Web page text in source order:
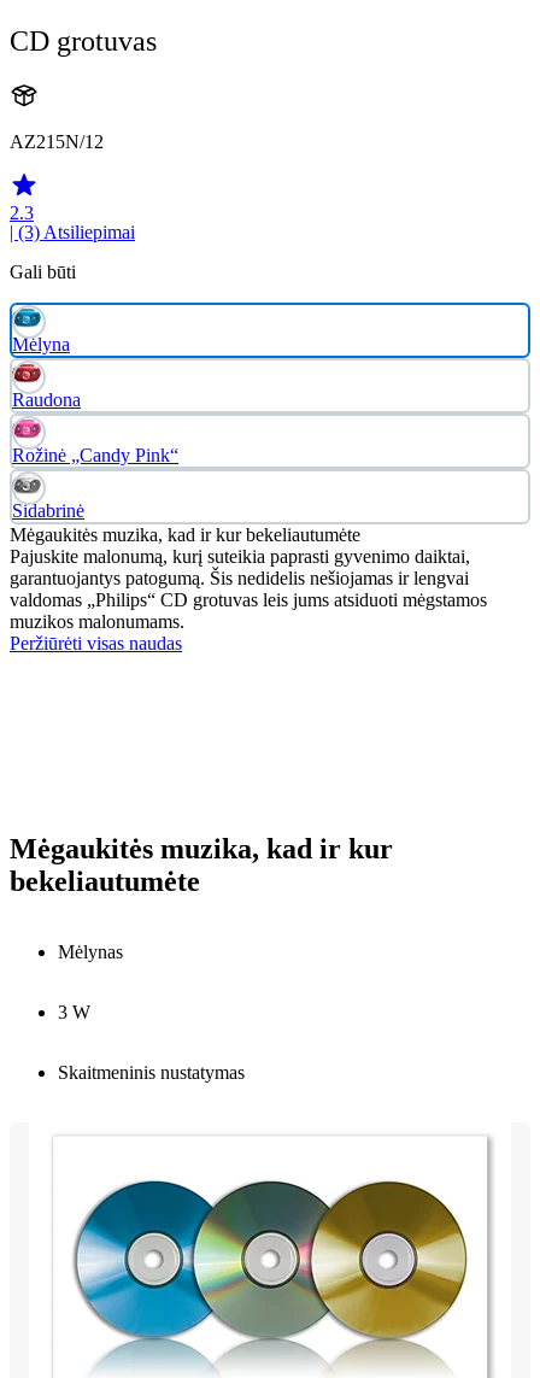
CD grotuvas
AZ215N/12
2.3
| (3)Atsiliepimai
Gali būti
Mėlyna
Raudona
Rožinė „Candy Pink“
Sidabrinė
Mėgaukitės muzika, kad ir kur bekeliautumėte
Pajuskite malonumą, kurį suteikia paprasti gyvenimo daiktai,
garantuojantys patogumą. Šis nedidelis nešiojamas ir lengvai
valdomas „Philips“ CD grotuvas leis jums atsiduoti mėgstamos
muzikos malonumams.
Peržiūrėti visas naudas
Mėgaukitės muzika, kad ir kur
bekeliautumėte
Mėlynas
3 W
Skaitmeninis nustatymas